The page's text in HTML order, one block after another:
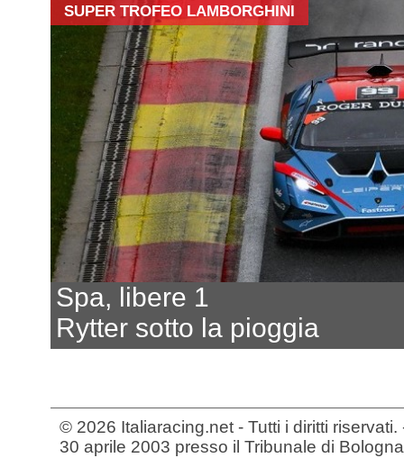
SUPER TROFEO LAMBORGHINI
Spa, libere 1
Rytter sotto la pioggia
© 2026 Italiaracing.net - Tutti i diritti
30 aprile 2003 presso il Tribunale di Bologna